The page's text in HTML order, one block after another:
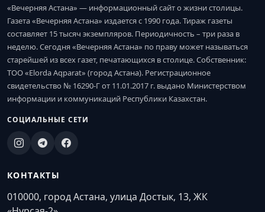
«Вечерняя Астана» — информационный сайт о жизни столицы.
Газета «Вечерняя Астана» издается с 1990 года. Тираж газеты
составляет 15 тысяч экземпляров. Периодичность – три раза в
неделю. Сегодня «Вечерняя Астана» по праву может называться
старейшей из всех газет, печатающихся в столице. Собственник:
ТОО «Elorda Aqparat» (город Астана). Регистрационное
свидетельство № 16290-Г от 11.01.2017 г. выдано Министерством
информации и коммуникаций Республики Казахстан.
СОЦИАЛЬНЫЕ СЕТИ
КОНТАКТЫ
010000, город Астана, улица Достык, 13, ЖК